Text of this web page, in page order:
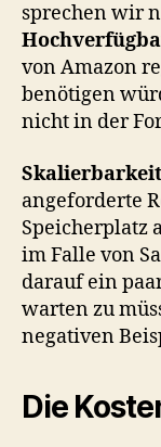
sprechen wir
von Amazon
benötigen
nicht in der
Skalierbarkeit
angeforderte
Speicherplatz
im Falle von
darauf ein
warten zu
negativen
Die